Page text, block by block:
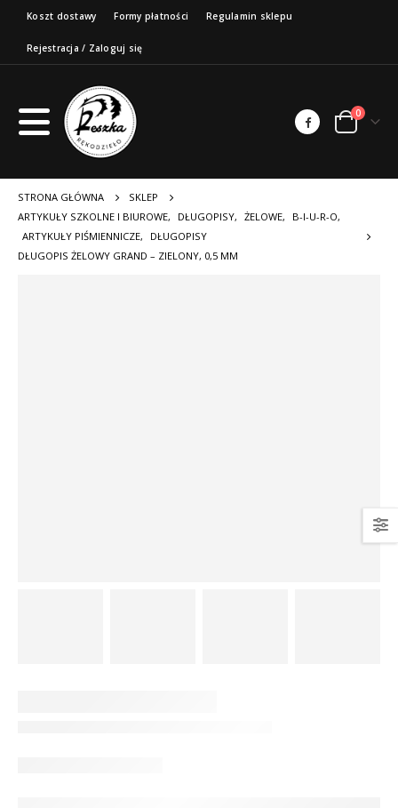
Koszt dostawy Formy płatności Regulamin sklepu
Rejestracja / Zaloguj się
0
STRONA GŁÓWNA
SKLEP
ARTYKUŁY SZKOLNE I BIUROWE, DŁUGOPISY, ŻELOWE, B-I-U-R-O,
ARTYKUŁY PIŚMIENNICZE,
DŁUGOPISY
DŁUGOPIS ŻELOWY GRAND – ZIELONY, 0,5 MM